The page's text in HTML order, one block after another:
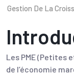
Gestion De La
Les PME (Petites
de l’économie